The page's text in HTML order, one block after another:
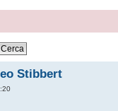
Stibbert